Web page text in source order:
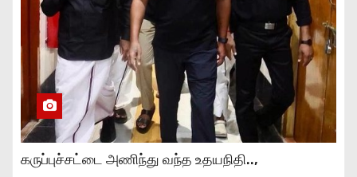
கருப்புச்சட்டை அணிந்து வந்த உதயநிதி..,